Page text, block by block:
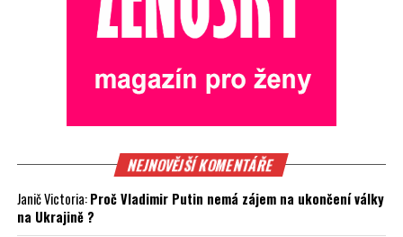
NEJNOVĚJŠÍ KOMENTÁŘE
Janič Victoria:Proč Vladimir Putin nemá zájem na ukončení války
na Ukrajině ?